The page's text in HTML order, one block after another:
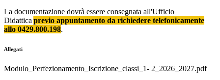
La documentazione dovrà essere consegnata all'Ufficio
Didattica previo appuntamento da richiedere telefonicamente
allo 0429.800.198.
Allegati
Modulo_Perfezionamento_Iscrizione_classi_1- 2_2026_2027.pdf